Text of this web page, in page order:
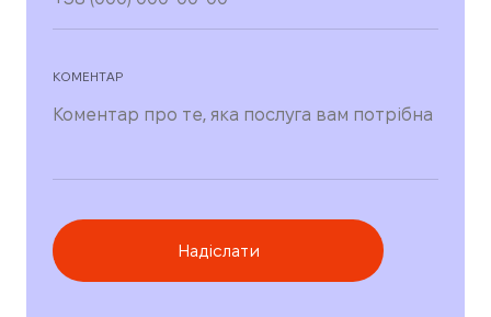
КОМЕНТАР
Надіслати